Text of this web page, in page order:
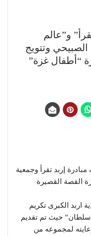
و”عالم
وتتويج
“أطفال غزة”
إربد تقرأ وجمعية
القصة القصيرة
اربد الكبرى تكريم
سلطان” حيث تم تقديم
لمجموعه من